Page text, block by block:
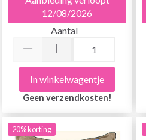
12/08/2026
Aantal
In winkelwagentje
Geen verzendkosten!
20% korting